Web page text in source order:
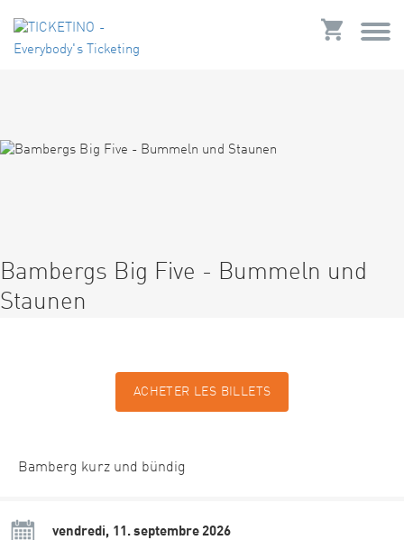
Bambergs Big Five - Bummeln und
Staunen
ACHETER LES BILLETS
Bamberg kurz und bündig
vendredi, 11. septembre 2026